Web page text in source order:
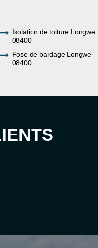
Isolation de toiture Longwe
08400
Pose de bardage Longwe
08400